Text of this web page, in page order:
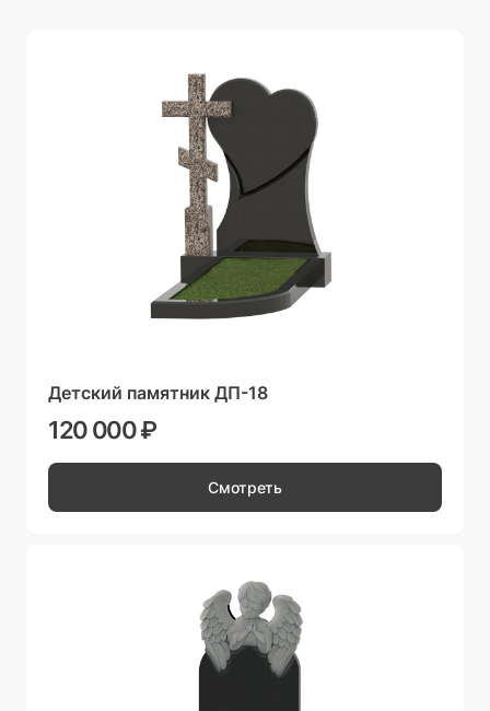
Детский памятник ДП-18
120 000 ₽
Смотреть